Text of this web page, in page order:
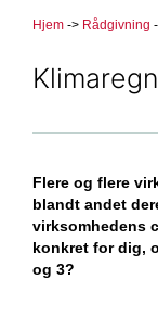
Hjem -> Rådgivning
Flere og flere
blandt andet
virksomhedens
konkret for dig,
og 3?